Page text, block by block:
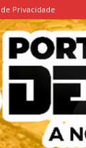
Privacidade